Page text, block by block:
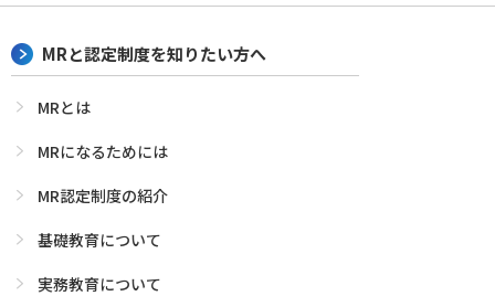
MRと認定制度を知りたい方へ
MRとは
MRになるためには
MR認定制度の紹介
基礎教育について
実務教育について